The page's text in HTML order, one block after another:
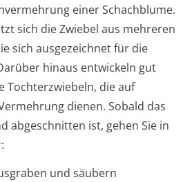
einer Schachblume.
sich die Zwiebel aus mehreren
sich ausgezeichnet für die
hinaus entwickeln gut
Tochterzwiebeln, die auf
dienen. Sobald das
abgeschnitten ist, gehen Sie in
und säubern